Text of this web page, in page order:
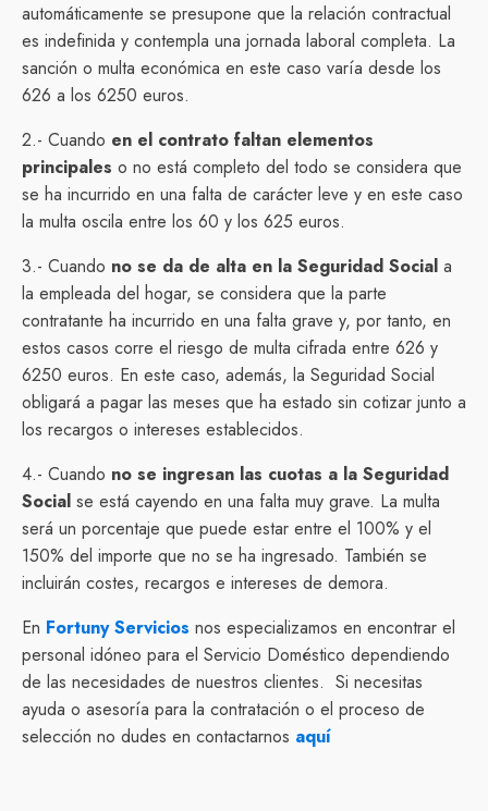
automáticamente se presupone que la relación contractual
es indefinida y contempla una jornada laboral completa. La
sanción o multa económica en este caso varía desde los
626 a los 6250 euros.
2.- Cuando en el contrato faltan elementos
principales o no está completo del todo se considera que
se ha incurrido en una falta de carácter leve y en este caso
la multa oscila entre los 60 y los 625 euros.
3.- Cuando no se da de alta en la Seguridad Social a
la empleada del hogar, se considera que la parte
contratante ha incurrido en una falta grave y, por tanto, en
estos casos corre el riesgo de multa cifrada entre 626 y
6250 euros. En este caso, además, la Seguridad Social
obligará a pagar las meses que ha estado sin cotizar junto a
los recargos o intereses establecidos.
4.- Cuando no se ingresan las cuotas a la Seguridad
Social se está cayendo en una falta muy grave. La multa
será un porcentaje que puede estar entre el 100% y el
150% del importe que no se ha ingresado. También se
incluirán costes, recargos e intereses de demora.
En Fortuny Servicios nos especializamos en encontrar el
personal idóneo para el Servicio Doméstico dependiendo
de las necesidades de nuestros clientes. Si necesitas
ayuda o asesoría para la contratación o el proceso de
selección no dudes en contactarnos aquí